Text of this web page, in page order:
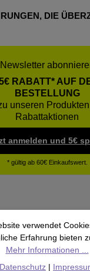
DIE
Newsletter
RABATT* AUF
BESTELLUNG
unseren
Rabattaktionen
anmelden und 5€
* gültig ab 60€ Einkaufswert.
verwendet
Erfahrung bieten
Mehr Informationen ...
Datenschutz |